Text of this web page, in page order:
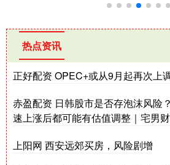
热点资讯
正好配资 OPEC+或从9月起再次上
赤盈配资 日韩股市是否存泡沫风险
速上涨后都可能有估值调整｜宅男
上阳网 西安远郊买房，风险剧增